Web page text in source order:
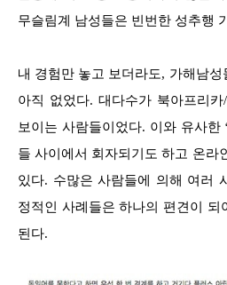
무슬림계 남성들은 빈번한 성추행
내 경험만 놓고 보더라도, 가해남
아직 없었다. 대다수가 북아프리
보이는 사람들이었다. 이와 유사한
들 사이에서 회자되기도 하고 온라
있다. 수많은 사람들에 의해 여러
정적인 사례들은 하나의 편견이 되
된다.